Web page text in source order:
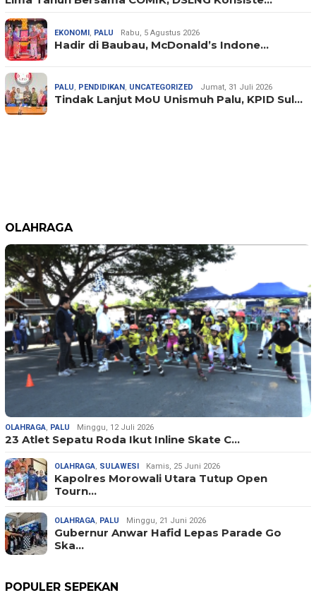
EKONOMI PALU Rabu, 5 Agustus 2026
Hadir di Baubau, McDonald’s Indone…
PALU PENDIDIKAN UNCATEGORIZED Jumat, 31 Juli 2026
Tindak Lanjut MoU Unismuh Palu, KPID Sul…
OLAHRAGA
OLAHRAGA, PALU Minggu, 12 Juli 2026
23 Atlet Sepatu Roda Ikut Inline Skate C…
OLAHRAGA, SULAWESI Kamis, 25 Juni 2026
Kapolres Morowali Utara Tutup Open
Tourn…
OLAHRAGA, PALU Minggu, 21 Juni 2026
Gubernur Anwar Hafid Lepas Parade Go
Ska…
POPULER SEPEKAN